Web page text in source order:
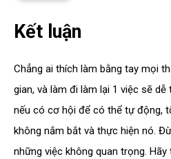
Kết luận
Chẳng ai thích làm bằng tay mọi
gian, và làm đi làm lại 1 việc sẽ
nếu có cơ hội để có thể tự động,
không nắm bắt và thực hiện nó.
những việc không quan trọng.